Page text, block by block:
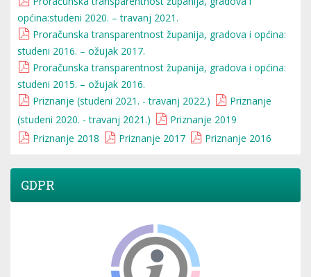
općina:studeni 2020. – travanj 2021.
Proračunska transparentnost županija, gradova i općina:
studeni 2016. – ožujak 2017.
Proračunska transparentnost županija, gradova i općina:
studeni 2015. – ožujak 2016.
Priznanje (studeni 2021. - travanj 2022.)
Priznanje
(studeni 2020. - travanj 2021.)
Priznanje 2019
Priznanje 2018
Priznanje 2017 Priznanje 2016
GDPR